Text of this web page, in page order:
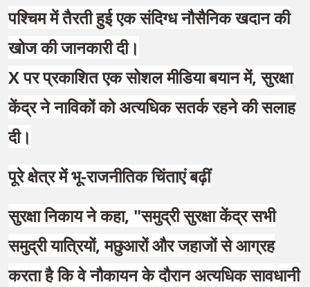
पश्चिम में तैरती हुई एक संदिग्ध नौसैनिक खदान की
खोज की जानकारी दी।
X पर प्रकाशित एक सोशल मीडिया बयान में, सुरक्षा
केंद्र ने नाविकों को अत्यधिक सतर्क रहने की सलाह
दी।
पूरे क्षेत्र में भू-राजनीतिक चिंताएं बढ़ीं
सुरक्षा निकाय ने कहा, "समुद्री सुरक्षा केंद्र सभी
समुद्री यात्रियों, मछुआरों और जहाजों से आग्रह
करता है कि वे नौकायन के दौरान अत्यधिक सावधानी